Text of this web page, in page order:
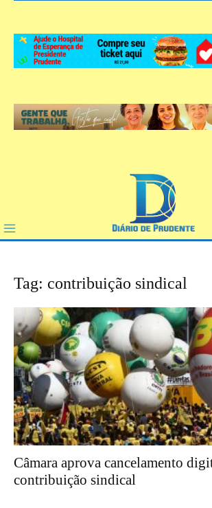
Tag: contribuição sindical
Câmara aprova cancelamento
contribuição sindical